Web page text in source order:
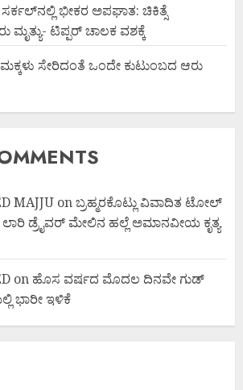
ಭೀಕರ ಅಪಘಾತ: ಚಿಕಿತ್ಸೆ
ಮೃತ್ಯು- ಟಿಪ್ಪರ್ ಚಾಲಕ ವಶಕ್ಕೆ
ಮಕ್ಕಳು ಸೇರಿದಂತೆ ಒಂದೇ ಕುಟುಂಬದ ಆರು
MAJJU onಬ್ರಹ್ಮರಕೊಟ್ಲು ವಿವಾದಿತ ಟೋಲ್
ಡ್ರೈವರ್ ಮೇಲಿನ ಹಲ್ಲೆ ಅಮಾನವೀಯ ಕೃತ್ಯ
on ಹೊಸ ವರ್ಷದ ಮೊದಲ ದಿನವೇ ಗುಡ್
ಭಾರೀ ಇಳಿಕೆ